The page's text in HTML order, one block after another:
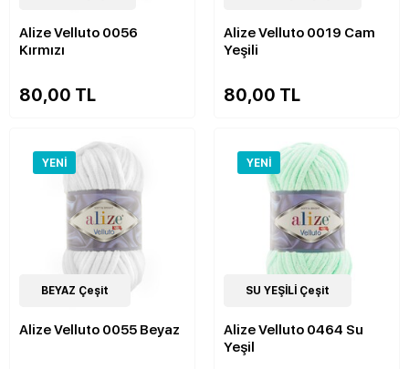
Alize Velluto 0056
Kırmızı
80,00 TL
Alize Velluto 0019 Cam
Yeşili
80,00 TL
YENI
52Çeşit
BEYAZ Çeşit
Alize Velluto 0055 Beyaz
YENI
52Çeşit
SU YEŞİLİ Çeşit
Alize Velluto 0464 Su
Yeşil